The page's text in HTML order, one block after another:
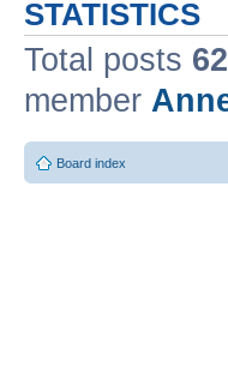
STATISTICS
Total posts
member
Board index